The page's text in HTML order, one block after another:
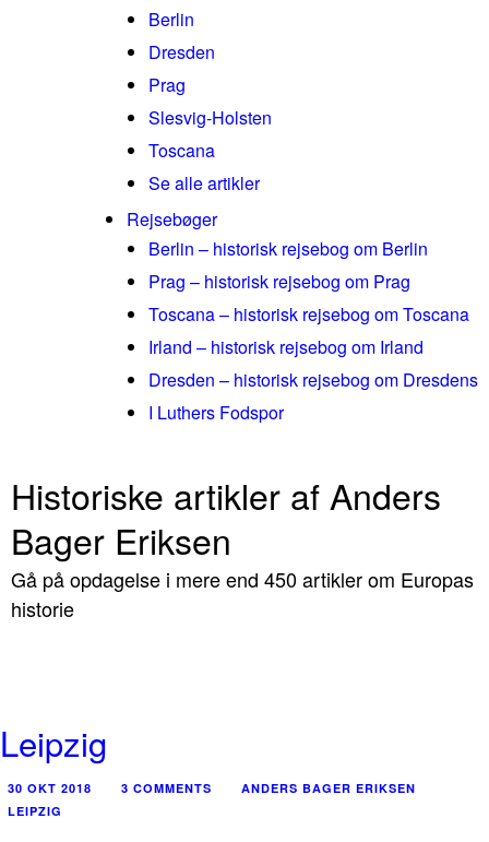
Berlin
Dresden
Prag
Slesvig-Holsten
Toscana
Se alle artikler
Rejsebøger
Berlin – historisk rejsebog om Berlin
Prag – historisk rejsebog om Prag
Toscana – historisk rejsebog om Toscana
Irland – historisk rejsebog om Irland
Dresden – historisk rejsebog om Dresdens
I Luthers Fodspor
Historiske artikler af Anders
Bager Eriksen
Gå på opdagelse i mere end 450 artikler om Europas
historie
Leipzig
30 OKT 2018 3 COMMENTS
ANDERS BAGER ERIKSEN
LEIPZIG